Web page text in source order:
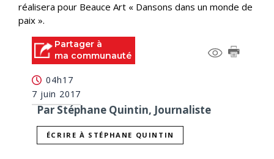
réalisera pour Beauce Art « Dansons dans un monde de
paix ».
Partager à
ma communauté
04h17
7 juin 2017
Par Stéphane Quintin, Journaliste
ÉCRIRE À STÉPHANE QUINTIN